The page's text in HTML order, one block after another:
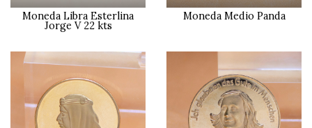
Moneda Libra Esterlina
Jorge V 22 kts
Moneda Medio Panda